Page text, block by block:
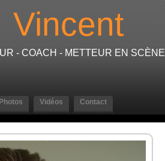
Vincent
- COACH - METTEUR EN SCÈNE
Photos Vidéos Contact